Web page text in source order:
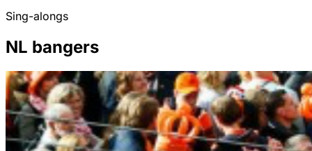
Sing-alongs
NL bangers